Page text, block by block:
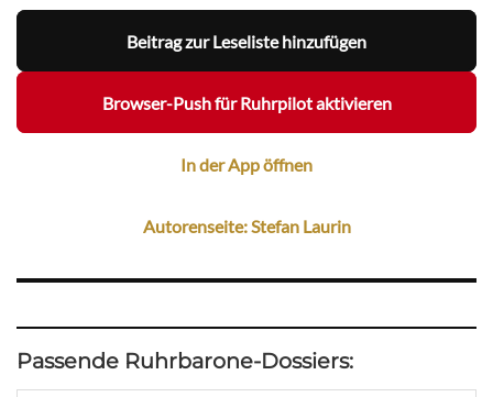
Beitrag zur Leseliste hinzufügen
Browser-Push für Ruhrpilot aktivieren
In der App öffnen
Autorenseite: Stefan Laurin
Passende Ruhrbarone-Dossiers: